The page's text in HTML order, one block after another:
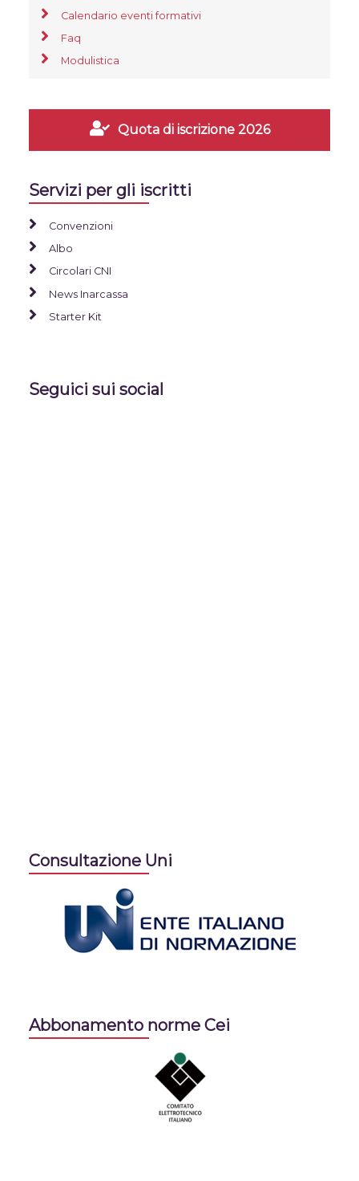
Calendario eventi formativi
Faq
Modulistica
Quota di iscrizione 2026
Servizi per gli iscritti
Convenzioni
Albo
Circolari CNI
News Inarcassa
Starter Kit
Seguici sui social
Consultazione Uni
Abbonamento norme Cei